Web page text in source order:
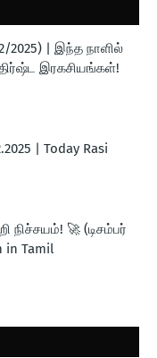
2025) | இந்த நாளில்
இரகசியங்கள்!
| Today Rasi
🚀 (டிசம்பர்
in Tamil